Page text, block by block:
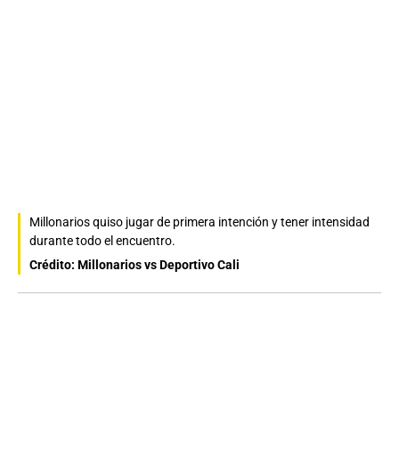
Millonarios quiso jugar de primera intención y tener intensidad
durante todo el encuentro.
Crédito: Millonarios vs Deportivo Cali